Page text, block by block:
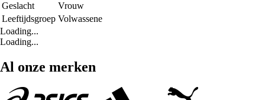
Geslacht
Vrouw
Leeftijdsgroep Volwassene
Loading...
Loading...
Al onze merken